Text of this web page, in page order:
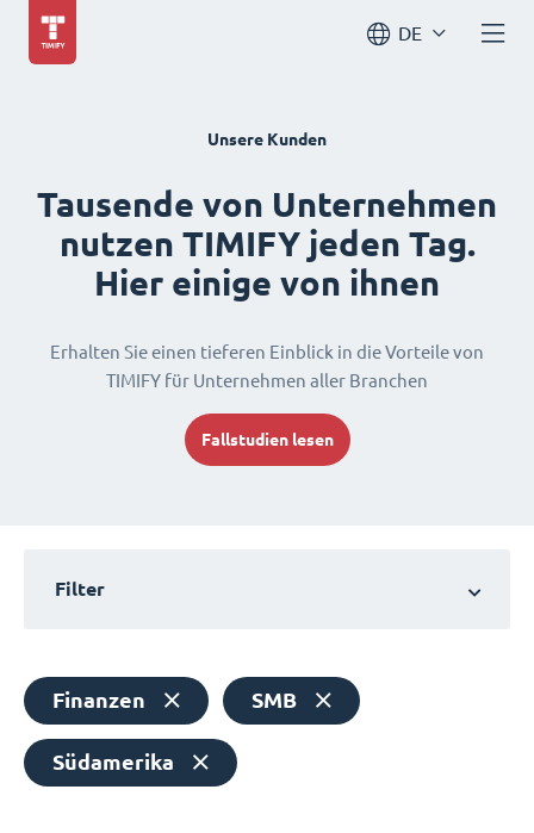
DE
Unsere Kunden
Tausende von Unternehmen
nutzen TIMIFY jeden Tag.
Hier einige von ihnen
Erhalten Sie einen tieferen Einblick in die Vorteile von
TIMIFY für Unternehmen aller Branchen
Fallstudien lesen
Filter
Finanzen SMB
Südamerika